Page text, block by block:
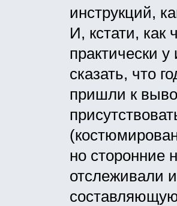
инструкций,
И, кстати, как
практически
сказать, что
пришли к
но сторонние
отслеживали
составляющую